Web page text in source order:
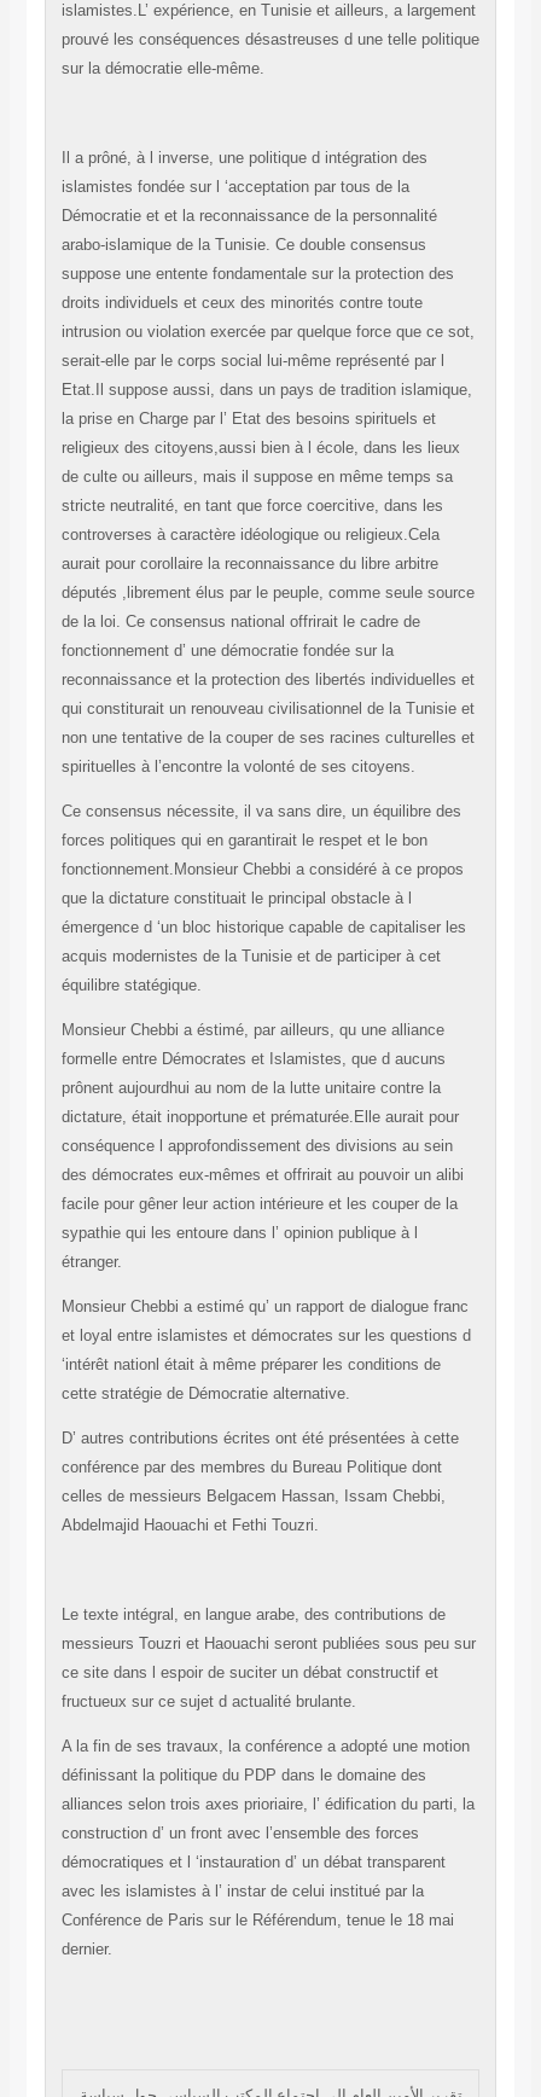
islamistes.L’ expérience, en Tunisie et ailleurs, a largement
prouvé les conséquences désastreuses d une telle politique
sur la démocratie elle-même.
Il a prôné, à l inverse, une politique d intégration des
islamistes fondée sur l ‘acceptation par tous de la
Démocratie et et la reconnaissance de la personnalité
arabo-islamique de la Tunisie. Ce double consensus
suppose une entente fondamentale sur la protection des
droits individuels et ceux des minorités contre toute
intrusion ou violation exercée par quelque force que ce sot,
serait-elle par le corps social lui-même représenté par l
Etat.Il suppose aussi, dans un pays de tradition islamique,
la prise en Charge par l’ Etat des besoins spirituels et
religieux des citoyens,aussi bien à l école, dans les lieux
de culte ou ailleurs, mais il suppose en même temps sa
stricte neutralité, en tant que force coercitive, dans les
controverses à caractère idéologique ou religieux.Cela
aurait pour corollaire la reconnaissance du libre arbitre
députés ,librement élus par le peuple, comme seule source
de la loi. Ce consensus national offrirait le cadre de
fonctionnement d’ une démocratie fondée sur la
reconnaissance et la protection des libertés individuelles et
qui constiturait un renouveau civilisationnel de la Tunisie et
non une tentative de la couper de ses racines culturelles et
spirituelles à l’encontre la volonté de ses citoyens.
Ce consensus nécessite, il va sans dire, un équilibre des
forces politiques qui en garantirait le respet et le bon
fonctionnement.Monsieur Chebbi a considéré à ce propos
que la dictature constituait le principal obstacle à l
émergence d ‘un bloc historique capable de capitaliser les
acquis modernistes de la Tunisie et de participer à cet
équilibre statégique.
Monsieur Chebbi a éstimé, par ailleurs, qu une alliance
formelle entre Démocrates et Islamistes, que d aucuns
prônent aujourdhui au nom de la lutte unitaire contre la
dictature, était inopportune et prématurée.Elle aurait pour
conséquence l approfondissement des divisions au sein
des démocrates eux-mêmes et offrirait au pouvoir un alibi
facile pour gêner leur action intérieure et les couper de la
sypathie qui les entoure dans l’ opinion publique à l
étranger.
Monsieur Chebbi a estimé qu’ un rapport de dialogue franc
et loyal entre islamistes et démocrates sur les questions d
‘intérêt nationl était à même préparer les conditions de
cette stratégie de Démocratie alternative.
D’ autres contributions écrites ont été présentées à cette
conférence par des membres du Bureau Politique dont
celles de messieurs Belgacem Hassan, Issam Chebbi,
Abdelmajid Haouachi et Fethi Touzri.
Le texte intégral, en langue arabe, des contributions de
messieurs Touzri et Haouachi seront publiées sous peu sur
ce site dans l espoir de suciter un débat constructif et
fructueux sur ce sujet d actualité brulante.
A la fin de ses travaux, la conférence a adopté une motion
définissant la politique du PDP dans le domaine des
alliances selon trois axes prioriaire, l’ édification du parti, la
construction d’ un front avec l’ensemble des forces
démocratiques et l ‘instauration d’ un débat transparent
avec les islamistes à l’ instar de celui institué par la
Conférence de Paris sur le Référendum, tenue le 18 mai
dernier.